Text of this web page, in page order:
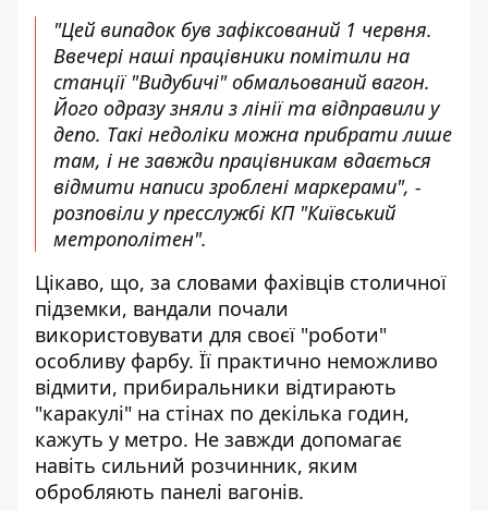
"Цей випадок був зафіксований 1 червня.
Ввечері наші працівники помітили на
станції "Видубичі" обмальований вагон.
Його одразу зняли з лінії та відправили у
депо. Такі недоліки можна прибрати лише
там, і не завжди працівникам вдається
відмити написи зроблені маркерами", -
розповіли у пресслужбі КП "Київський
метрополітен".
Цікаво, що, за словами фахівців столичної
підземки, вандали почали
використовувати для своєї "роботи"
особливу фарбу. Її практично неможливо
відмити, прибиральники відтирають
"каракулі" на стінах по декілька годин,
кажуть у метро. Не завжди допомагає
навіть сильний розчинник, яким
обробляють панелі вагонів.